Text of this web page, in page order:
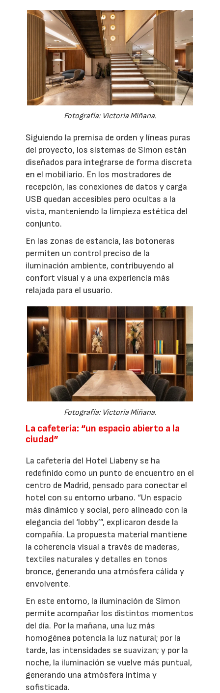
Fotografía: Victoria Miñana.
Siguiendo la premisa de orden y líneas puras
del proyecto, los sistemas de Simon están
diseñados para integrarse de forma discreta
en el mobiliario. En los mostradores de
recepción, las conexiones de datos y carga
USB quedan accesibles pero ocultas a la
vista, manteniendo la limpieza estética del
conjunto.
En las zonas de estancia, las botoneras
permiten un control preciso de la
iluminación ambiente, contribuyendo al
confort visual y a una experiencia más
relajada para el usuario.
Fotografía: Victoria Miñana.
La cafetería: “un espacio abierto a la
ciudad”
La cafetería del Hotel Liabeny se ha
redefinido como un punto de encuentro en el
centro de Madrid, pensado para conectar el
hotel con su entorno urbano. “Un espacio
más dinámico y social, pero alineado con la
elegancia del ‘lobby’”, explicaron desde la
compañía. La propuesta material mantiene
la coherencia visual a través de maderas,
textiles naturales y detalles en tonos
bronce, generando una atmósfera cálida y
envolvente.
En este entorno, la iluminación de Simon
permite acompañar los distintos momentos
del día. Por la mañana, una luz más
homogénea potencia la luz natural; por la
tarde, las intensidades se suavizan; y por la
noche, la iluminación se vuelve más puntual,
generando una atmósfera íntima y
sofisticada.